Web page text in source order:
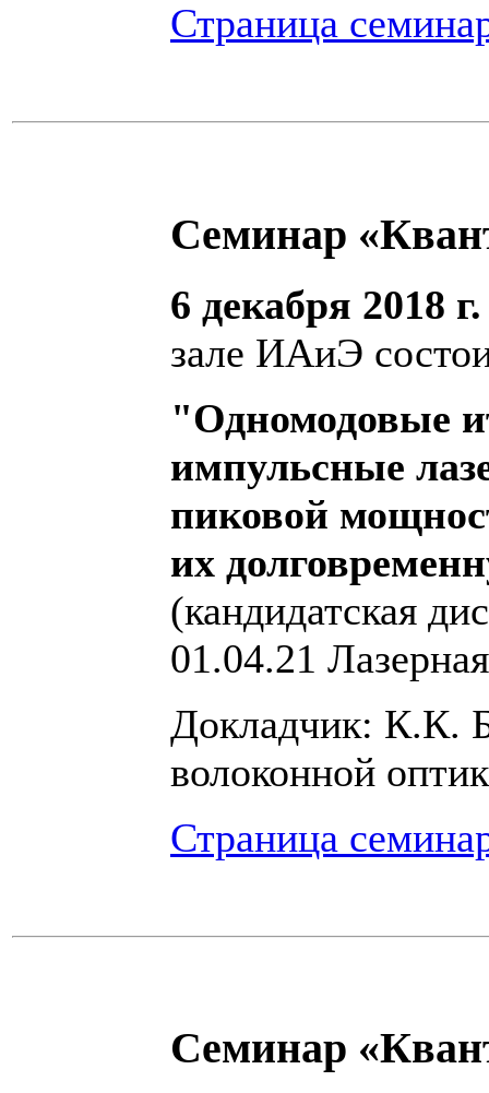
Страница
Семинар
6 декабря 2018 г.
зале ИАиЭ
"Одномодовые
импульсные
пиковой
их
(кандидатская
01.04.21
Докладчик: К.К.
волоконной
Страница
Семинар